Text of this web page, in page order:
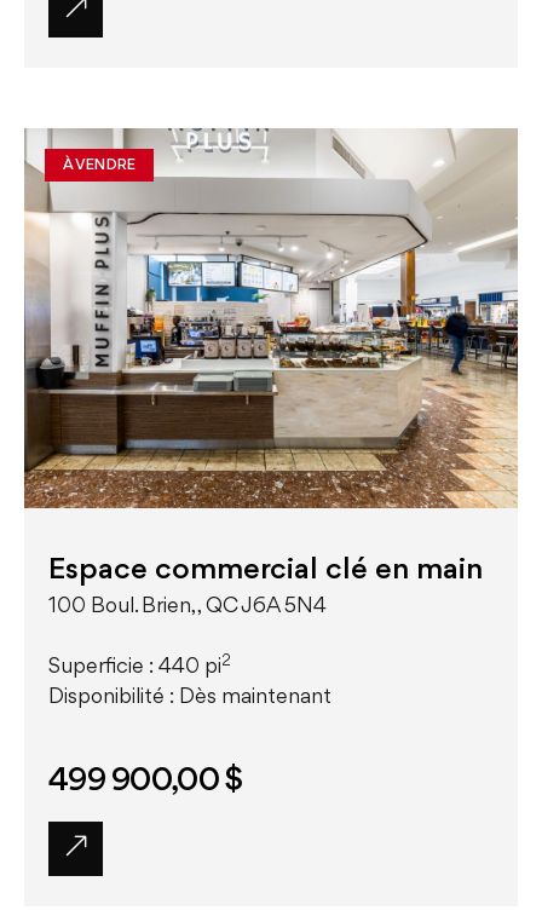
À VENDRE
Espace commercial clé en main
100 Boul. Brien, , QC J6A 5N4
Superficie : 440 pi2
Disponibilité : Dès maintenant
499 900,00 $